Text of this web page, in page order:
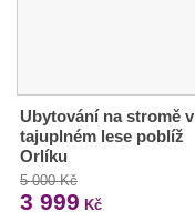
Ubytování na stromě v
tajuplném lese poblíž
Orlíku
5 000 Kč
3 999 Kč